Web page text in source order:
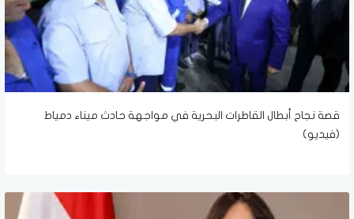
قصة نجاح أبطال القاطرات البحرية في مواجهة حادث ميناء دمياط
(فيديو)